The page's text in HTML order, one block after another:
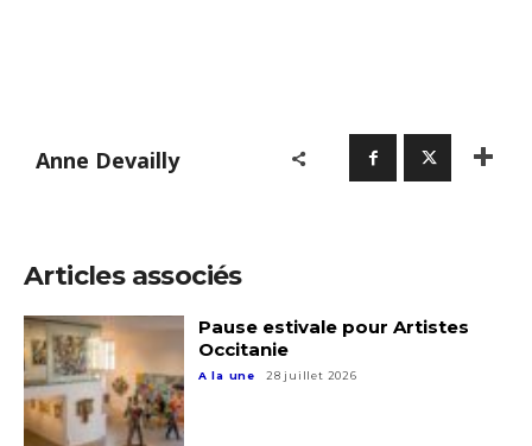
Anne Devailly
Articles associés
Pause estivale pour Artistes
Occitanie
A la une 28 juillet 2026